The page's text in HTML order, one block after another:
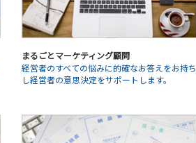
まるごとマーケティング顧問
経営者のすべての悩みに的確なお答えをお持ち
し経営者の意思決定をサポートします。